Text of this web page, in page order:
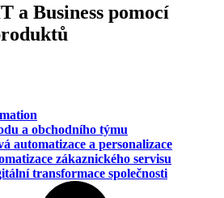
a Business pomocí
a obchodního týmu
automatizace a personalizace
zákaznického servisu
transformace společnosti